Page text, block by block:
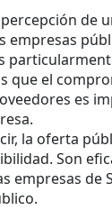
de
empresas
que el
es
la oferta
Son
empresas de